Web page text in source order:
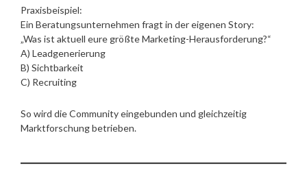
Praxisbeispiel:
Ein Beratungsunternehmen fragt in der eigenen Story:
„Was ist aktuell eure größte Marketing-Herausforderung?“
A) Leadgenerierung
B) Sichtbarkeit
C) Recruiting
So wird die Community eingebunden und gleichzeitig
Marktforschung betrieben.